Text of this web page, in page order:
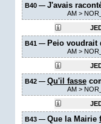
B40 — J'avais
AM>
B41 — Peio voudrait
AM>
B42 — Qu'il fasse
AM>
B43 — Que la Mairie